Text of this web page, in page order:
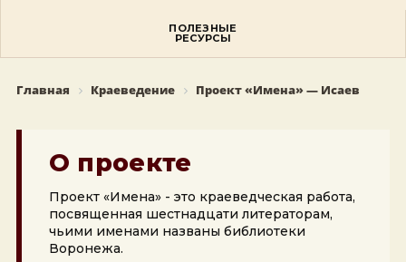
ПОЛЕЗНЫЕ
РЕСУРСЫ
Главная Краеведение Проект «Имена» — Исаев
О проекте
Проект «Имена» - это краеведческая работа,
посвященная шестнадцати литераторам,
чьими именами названы библиотеки
Воронежа.